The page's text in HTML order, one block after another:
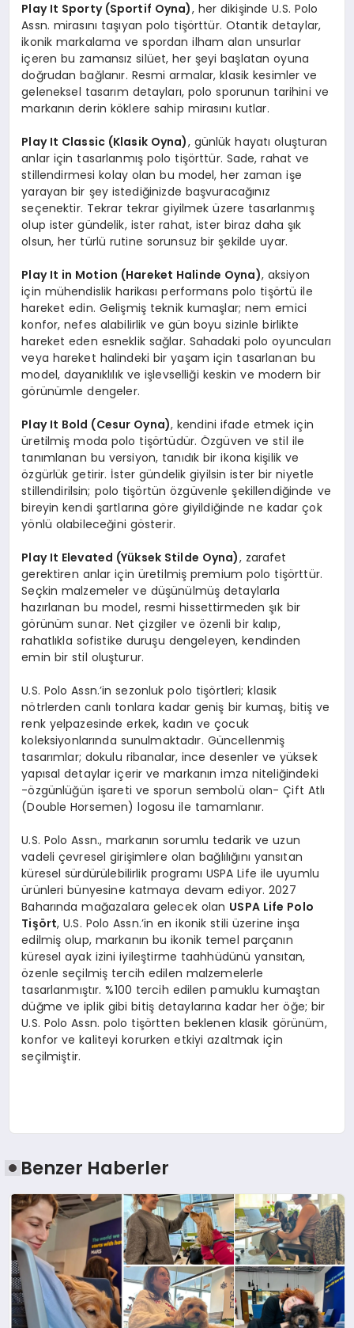
Play It Sporty (Sportif Oyna), her dikişinde U.S. Polo
Assn. mirasını taşıyan polo tişörttür. Otantik detaylar,
ikonik markalama ve spordan ilham alan unsurlar
içeren bu zamansız silüet, her şeyi başlatan oyuna
doğrudan bağlanır. Resmi armalar, klasik kesimler ve
geleneksel tasarım detayları, polo sporunun tarihini ve
markanın derin köklere sahip mirasını kutlar.
Play It Classic (Klasik Oyna), günlük hayatı oluşturan
anlar için tasarlanmış polo tişörttür. Sade, rahat ve
stillendirmesi kolay olan bu model, her zaman işe
yarayan bir şey istediğinizde başvuracağınız
seçenektir. Tekrar tekrar giyilmek üzere tasarlanmış
olup ister gündelik, ister rahat, ister biraz daha şık
olsun, her türlü rutine sorunsuz bir şekilde uyar.
Play It in Motion (Hareket Halinde Oyna), aksiyon
için mühendislik harikası performans polo tişörtü ile
hareket edin. Gelişmiş teknik kumaşlar; nem emici
konfor, nefes alabilirlik ve gün boyu sizinle birlikte
hareket eden esneklik sağlar. Sahadaki polo oyuncuları
veya hareket halindeki bir yaşam için tasarlanan bu
model, dayanıklılık ve işlevselliği keskin ve modern bir
görünümle dengeler.
Play It Bold (Cesur Oyna), kendini ifade etmek için
üretilmiş moda polo tişörtüdür. Özgüven ve stil ile
tanımlanan bu versiyon, tanıdık bir ikona kişilik ve
özgürlük getirir. İster gündelik giyilsin ister bir niyetle
stillendirilsin; polo tişörtün özgüvenle şekillendiğinde ve
bireyin kendi şartlarına göre giyildiğinde ne kadar çok
yönlü olabileceğini gösterir.
Play It Elevated (Yüksek Stilde Oyna), zarafet
gerektiren anlar için üretilmiş premium polo tişörttür.
Seçkin malzemeler ve düşünülmüş detaylarla
hazırlanan bu model, resmi hissettirmeden şık bir
görünüm sunar. Net çizgiler ve özenli bir kalıp,
rahatlıkla sofistike duruşu dengeleyen, kendinden
emin bir stil oluşturur.
U.S. Polo Assn.’in sezonluk polo tişörtleri; klasik
nötrlerden canlı tonlara kadar geniş bir kumaş, bitiş ve
renk yelpazesinde erkek, kadın ve çocuk
koleksiyonlarında sunulmaktadır. Güncellenmiş
tasarımlar; dokulu ribanalar, ince desenler ve yüksek
yapısal detaylar içerir ve markanın imza niteliğindeki
-özgünlüğün işareti ve sporun sembolü olan- Çift Atlı
(Double Horsemen) logosu ile tamamlanır.
U.S. Polo Assn., markanın sorumlu tedarik ve uzun
vadeli çevresel girişimlere olan bağlılığını yansıtan
küresel sürdürülebilirlik programı USPA Life ile uyumlu
ürünleri bünyesine katmaya devam ediyor. 2027
Baharında mağazalara gelecek olan USPA Life Polo
Tişört, U.S. Polo Assn.’in en ikonik stili üzerine inşa
edilmiş olup, markanın bu ikonik temel parçanın
küresel ayak izini iyileştirme taahhüdünü yansıtan,
özenle seçilmiş tercih edilen malzemelerle
tasarlanmıştır. %100 tercih edilen pamuklu kumaştan
düğme ve iplik gibi bitiş detaylarına kadar her öğe; bir
U.S. Polo Assn. polo tişörtten beklenen klasik görünüm,
konfor ve kaliteyi korurken etkiyi azaltmak için
seçilmiştir.
Benzer Haberler